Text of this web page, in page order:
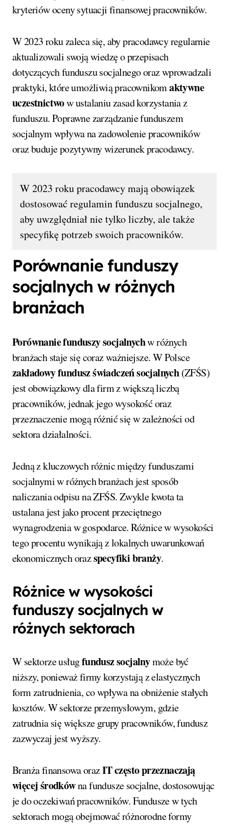
kryteriów oceny sytuacji finansowej pracowników.
W 2023 roku zaleca się, aby pracodawcy regularnie
aktualizowali swoją wiedzę o przepisach
dotyczących funduszu socjalnego oraz wprowadzali
praktyki, które umożliwią pracownikomaktywne
uczestnictwow ustalaniu zasad korzystania z
funduszu. Poprawne zarządzanie funduszem
socjalnym wpływa na zadowolenie pracowników
oraz buduje pozytywny wizerunek pracodawcy.
W 2023 roku pracodawcy mają obowiązek
dostosować regulamin funduszu socjalnego,
aby uwzględniał nie tylko liczby, ale także
specyfikę potrzeb swoich pracowników.
Porównanie funduszy
socjalnych w różnych
branżach
Porównanie funduszy socjalnychw różnych
branżach staje się coraz ważniejsze. W Polsce
zakładowy fundusz świadczeń socjalnych(ZFŚS)
jest obowiązkowy dla firm z większą liczbą
pracowników, jednak jego wysokość oraz
przeznaczenie mogą różnić się w zależności od
sektora działalności.
Jedną z kluczowych różnic między funduszami
socjalnymi w różnych branżach jest sposób
naliczania odpisu na ZFŚS. Zwykle kwota ta
ustalana jest jako procent przeciętnego
wynagrodzenia w gospodarce. Różnice w wysokości
tego procentu wynikają z lokalnych uwarunkowań
ekonomicznych orazspecyfiki branży.
Różnice w wysokości
funduszy socjalnych w
różnych sektorach
W sektorze usługfundusz socjalnymoże być
niższy, ponieważ firmy korzystają z elastycznych
form zatrudnienia, co wpływa na obniżenie stałych
kosztów. W sektorze przemysłowym, gdzie
zatrudnia się większe grupy pracowników, fundusz
zazwyczaj jest wyższy.
Branża finansowa orazIT często przeznaczają
więcej środkówna fundusze socjalne, dostosowując
je do oczekiwań pracowników. Fundusze w tych
sektorach mogą obejmować różnorodne formy